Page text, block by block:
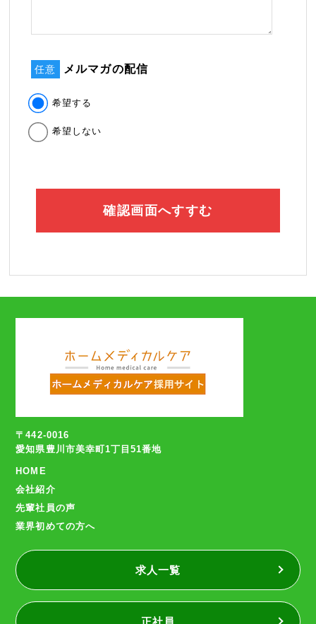
任意 メルマガの配信
希望する
希望しない
〒442-0016
愛知県豊川市美幸町1丁目51番地
HOME
会社紹介
先輩社員の声
業界初めての方へ
求人一覧
正社員